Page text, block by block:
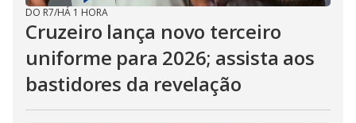
DO R7/HÁ 1 HORA
Cruzeiro lança novo terceiro
uniforme para 2026; assista aos
bastidores da revelação